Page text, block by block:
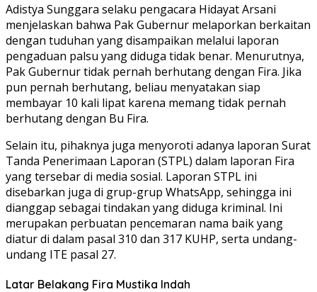
Adistya Sunggara selaku pengacara Hidayat Arsani
menjelaskan bahwa Pak Gubernur melaporkan berkaitan
dengan tuduhan yang disampaikan melalui laporan
pengaduan palsu yang diduga tidak benar. Menurutnya,
Pak Gubernur tidak pernah berhutang dengan Fira. Jika
pun pernah berhutang, beliau menyatakan siap
membayar 10 kali lipat karena memang tidak pernah
berhutang dengan Bu Fira.
Selain itu, pihaknya juga menyoroti adanya laporan Surat
Tanda Penerimaan Laporan (STPL) dalam laporan Fira
yang tersebar di media sosial. Laporan STPL ini
disebarkan juga di grup-grup WhatsApp, sehingga ini
dianggap sebagai tindakan yang diduga kriminal. Ini
merupakan perbuatan pencemaran nama baik yang
diatur di dalam pasal 310 dan 317 KUHP, serta undang-
undang ITE pasal 27.
Latar Belakang Fira Mustika Indah